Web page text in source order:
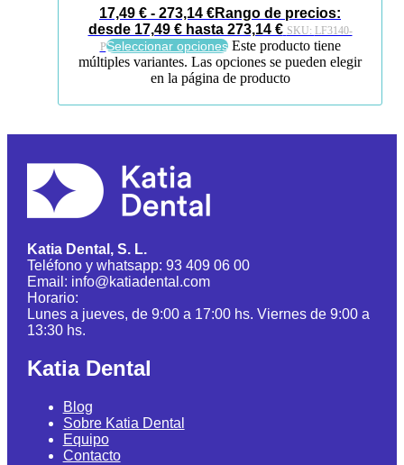
17,49 € - 273,14 €Rango de precios:
desde 17,49 € hasta 273,14 € SKU: LF3140-
PSeleccionar opciones Este producto tiene
múltiples variantes. Las opciones se pueden elegir
en la página de producto
Katia Dental, S. L.
Teléfono y whatsapp: 93 409 06 00
Email: info@katiadental.com
Horario:
Lunes a jueves, de 9:00 a 17:00 hs. Viernes de 9:00 a
13:30 hs.
Katia Dental
Blog
Sobre Katia Dental
Equipo
Contacto